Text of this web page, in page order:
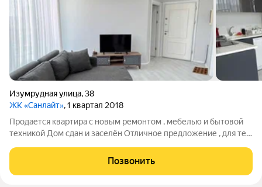
Изумрудная улица,38
ЖК «Санлайт», 1 квартал 2018
Продается квартира с новым ремонтом , мебелью и бытовой
техникой Дом сдан и заселён Отличное предложение , для тех
значение Инфраструктура района подразумевает комфортное
проживание и пешую
Позвонить